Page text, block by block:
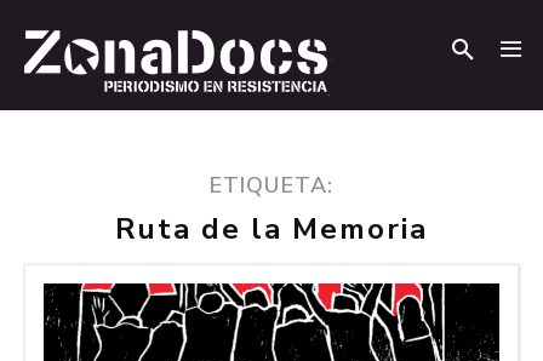
ETIQUETA:
Ruta de la Memoria